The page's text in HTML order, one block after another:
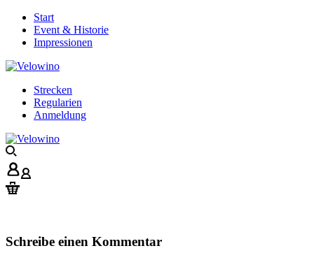
Start
Event & Historie
Impressionen
Strecken
Regularien
Anmeldung
Schreibe einen Kommentar